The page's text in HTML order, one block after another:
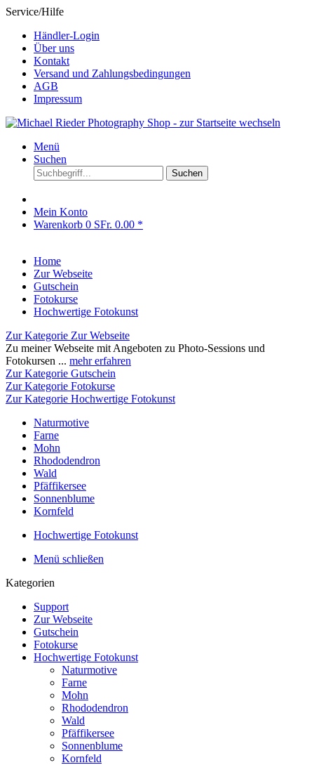
Service/Hilfe
Händler-Login
Über uns
Kontakt
Versand und Zahlungsbedingungen
AGB
Impressum
Menü
Suchen
Suchen
Mein Konto
Warenkorb 0 SFr. 0.00 *
Home
Zur Webseite
Gutschein
Fotokurse
Hochwertige Fotokunst
Zur Kategorie Zur Webseite
Zu meiner Webseite mit Angeboten zu Photo-Sessions und
Fotokursen ... mehr erfahren
Zur Kategorie Gutschein
Zur Kategorie Fotokurse
Zur Kategorie Hochwertige Fotokunst
Naturmotive
Farne
Mohn
Rhododendron
Wald
Pfäffikersee
Sonnenblume
Kornfeld
Hochwertige Fotokunst
Menü schließen
Kategorien
Support
Zur Webseite
Gutschein
Fotokurse
Hochwertige Fotokunst
Naturmotive
Farne
Mohn
Rhododendron
Wald
Pfäffikersee
Sonnenblume
Kornfeld